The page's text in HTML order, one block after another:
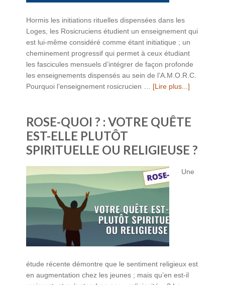
Hormis les initiations rituelles dispensées dans les
Loges, les Rosicruciens étudient un enseignement qui
est lui-même considéré comme étant initiatique ; un
cheminement progressif qui permet à ceux étudiant
les fascicules mensuels d’intégrer de façon profonde
les enseignements dispensés au sein de l’A.M.O.R.C.
Pourquoi l’enseignement rosicrucien … [Lire plus...]
ROSE-QUOI ? : VOTRE QUÊTE
EST-ELLE PLUTÔT
SPIRITUELLE OU RELIGIEUSE ?
Une
étude récente démontre que le sentiment religieux est
en augmentation chez les jeunes ; mais qu’en est-il